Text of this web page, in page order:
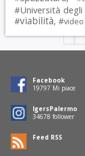
#Università
#viabilità, #video
Facebook
19797 Mi piace
IgersPalermo
34678 follower
Feed RSS